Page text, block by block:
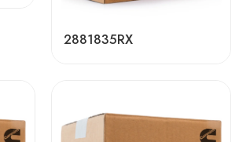
2881835RX